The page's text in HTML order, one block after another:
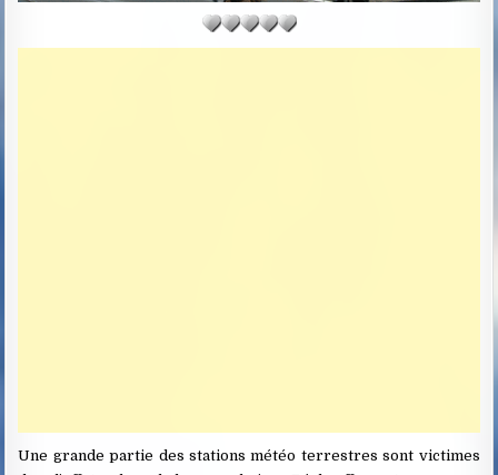
Une grande partie des stations météo terrestres sont victimes